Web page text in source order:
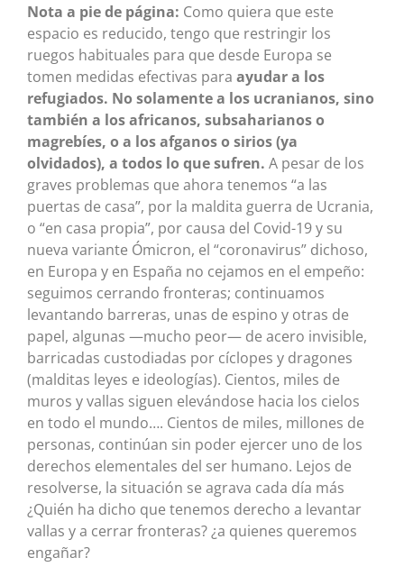
Nota a pie de página: Como quiera que este
espacio es reducido, tengo que restringir los
ruegos habituales para que desde Europa se
tomen medidas efectivas para ayudar a los
refugiados. No solamente a los ucranianos, sino
también a los africanos, subsaharianos o
magrebíes, o a los afganos o sirios (ya
olvidados), a todos lo que sufren. A pesar de los
graves problemas que ahora tenemos “a las
puertas de casa”, por la maldita guerra de Ucrania,
o “en casa propia”, por causa del Covid-19 y su
nueva variante Ómicron, el “coronavirus” dichoso,
en Europa y en España no cejamos en el empeño:
seguimos cerrando fronteras; continuamos
levantando barreras, unas de espino y otras de
papel, algunas —mucho peor— de acero invisible,
barricadas custodiadas por cíclopes y dragones
(malditas leyes e ideologías). Cientos, miles de
muros y vallas siguen elevándose hacia los cielos
en todo el mundo…. Cientos de miles, millones de
personas, continúan sin poder ejercer uno de los
derechos elementales del ser humano. Lejos de
resolverse, la situación se agrava cada día más
¿Quién ha dicho que tenemos derecho a levantar
vallas y a cerrar fronteras? ¿a quienes queremos
engañar?